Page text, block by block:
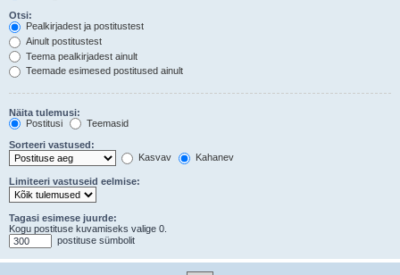
Otsi:
Pealkirjadest ja postitustest
Ainult postitustest
Teema pealkirjadest ainult
Teemade esimesed postitused ainult
Näita tulemusi:
Postitusi
Teemasid
Sorteeri vastused:
Kasvav
Kahanev
Limiteeri vastuseid eelmise:
Tagasi esimese juurde:
Kogu postituse kuvamiseks valige 0.
postituse sümbolit